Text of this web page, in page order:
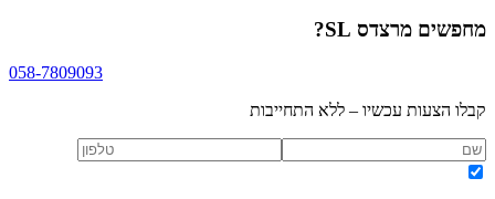
מחפשים מרצדס SL ?
058-7809093
קבלו הצעות עכשיו – ללא התחייבות